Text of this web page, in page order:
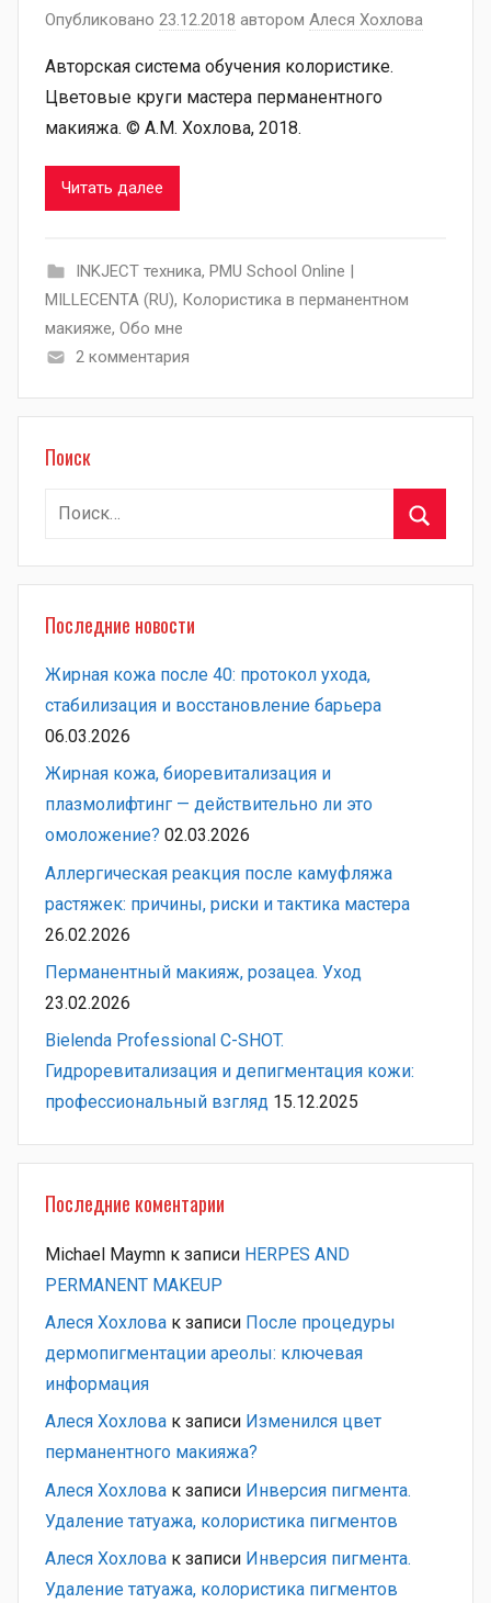
Опубликовано 23.12.2018 автором Алеся Хохлова
Авторская система обучения колористике.
Цветовые круги мастера перманентного
макияжа. © А.М. Хохлова, 2018.
Читать далее
INKJECT техника, PMU School Online |
MILLECENTA (RU), Колористика в перманентном
макияже, Обо мне
2 комментария
Поиск
Найти:
Последние новости
Жирная кожа после 40: протокол ухода,
стабилизация и восстановление барьера
06.03.2026
Жирная кожа, биоревитализация и
плазмолифтинг — действительно ли это
омоложение? 02.03.2026
Аллергическая реакция после камуфляжа
растяжек: причины, риски и тактика мастера
26.02.2026
Перманентный макияж, розацеа. Уход
23.02.2026
Bielenda Professional C-SHOT.
Гидроревитализация и депигментация кожи:
профессиональный взгляд 15.12.2025
Последние коментарии
Michael Maymn к записи HERPES AND
PERMANENT MAKEUP
Алеся Хохлова к записи После процедуры
дермопигментации ареолы: ключевая
информация
Алеся Хохлова к записи Изменился цвет
перманентного макияжа?
Алеся Хохлова к записи Инверсия пигмента.
Удаление татуажа, колористика пигментов
Алеся Хохлова к записи Инверсия пигмента.
Удаление татуажа, колористика пигментов